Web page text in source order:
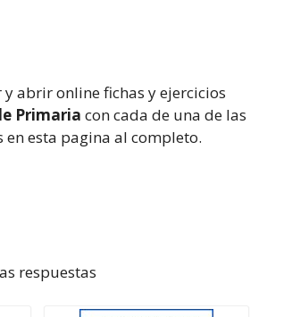
abrir online fichas y ejercicios
Primaria con cada de una de las
esta pagina al completo.
respuestas